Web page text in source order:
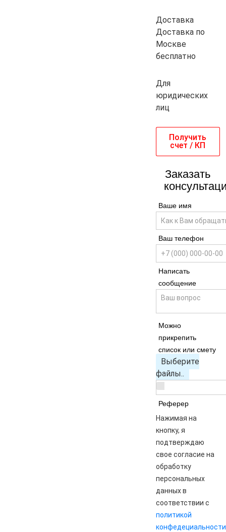
Доставка
Доставка по
Москве
бесплатно
Для
юридических
лиц
Получить
счет / КП
Заказать
Ваше имя
Ваш телефон
Написать
сообщение
Можно
прикрепить
список или смету
Выберите
файлы..
Реферер
Нажимая на
кнопку, я
подтверждаю
свое согласие на
обработку
персональных
данных в
соответствии с
политикой
конфедециальности